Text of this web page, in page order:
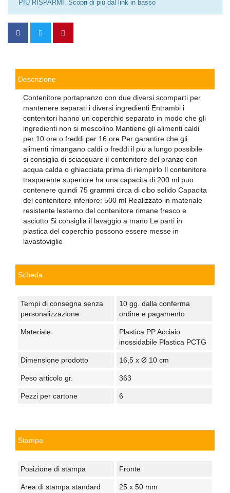
PIÙ RISPARMI. Scopri di più dal link in basso
Descrizione
Contenitore portapranzo con due diversi scomparti per
mantenere separati i diversi ingredienti Entrambi i
contenitori hanno un coperchio separato in modo che gli
ingredienti non si mescolino Mantiene gli alimenti caldi
per 10 ore o freddi per 16 ore Per garantire che gli
alimenti rimangano caldi o freddi il piu a lungo possibile
si consiglia di sciacquare il contenitore del pranzo con
acqua calda o ghiacciata prima di riempirlo Il contenitore
trasparente superiore ha una capacita di 200 ml puo
contenere quindi 75 grammi circa di cibo solido Capacita
del contenitore inferiore: 500 ml Realizzato in materiale
resistente lesterno del contenitore rimane fresco e
asciutto Si consiglia il lavaggio a mano Le parti in
plastica del coperchio possono essere messe in
lavastoviglie
Scheda
Tempi di consegna senza
personalizzazione
10 gg. dalla conferma
ordine e pagamento
Materiale
Plastica PP Acciaio
inossidabile Plastica PCTG
Dimensione prodotto 16,5 x Ø 10 cm
Peso articolo gr. 363
Pezzi per cartone 6
Stampa
Posizione di stampa Fronte
Area di stampa standard 25 x 50 mm